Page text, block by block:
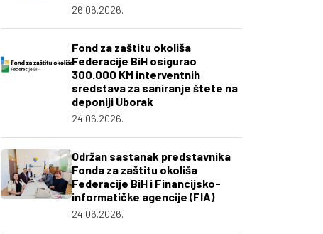
26.06.2026.
Fond za zaštitu okoliša
Federacije BiH osigurao
300.000 KM interventnih
sredstava za saniranje štete na
deponiji Uborak
24.06.2026.
Održan sastanak predstavnika
Fonda za zaštitu okoliša
Federacije BiH i Financijsko-
informatičke agencije (FIA)
24.06.2026.